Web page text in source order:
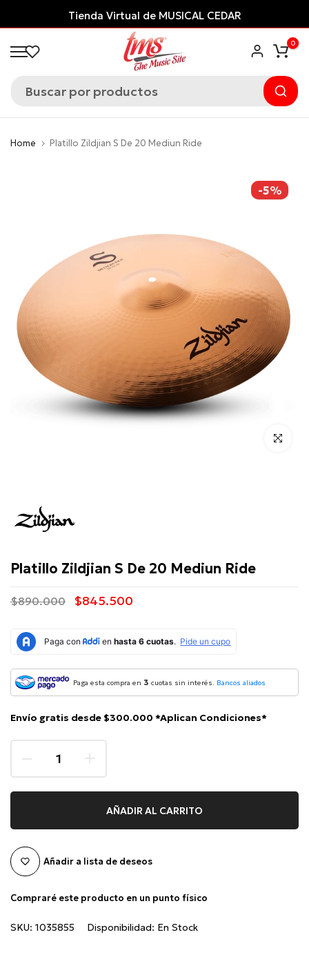
al
contenido
¡Financia con ADDI
0
Home Platillo Zildjian S De 20 Mediun Ride
-5%
Click para
Platillo Zildjian S De 20 Mediun Ride
$890.000 $845.500
Paga esta compra en 3 cuotas sin interés. Bancos aliados
Envío gratis desde $300.000 *Aplican Condiciones*
AÑADIR AL CARRITO
Añadir a lista de deseos
Compraré este producto en un punto físico
SKU: 1035855 Disponibilidad: En Stock